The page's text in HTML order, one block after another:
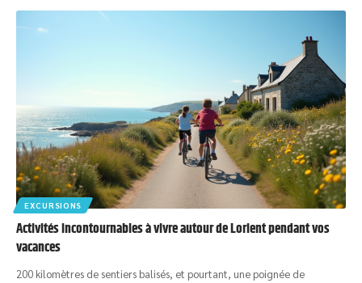
EXCURSIONS
Activités incontournables à vivre autour de Lorient pendant vos
vacances
200 kilomètres de sentiers balisés, et pourtant, une poignée de